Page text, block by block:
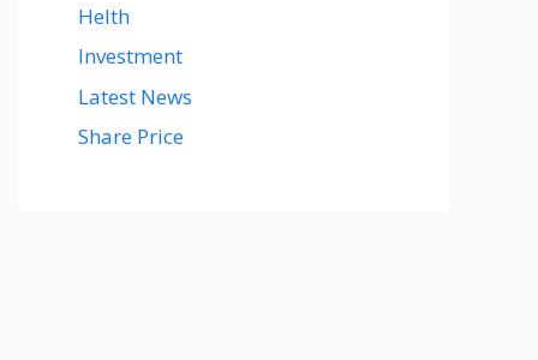
Helth
Investment
Latest News
Share Price